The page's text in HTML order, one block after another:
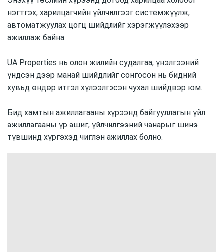
нэгтгэх, харилцагчийн үйлчилгээг системжүүлж,
автоматжуулах цогц шийдлийг хэрэгжүүлэхээр
ажиллаж байна.
UA Properties нь олон жилийн судалгаа, үнэлгээний
үндсэн дээр манай шийдлийг сонгосон нь бидний
хувьд өндөр итгэл хүлээлгэсэн чухал шийдвэр юм.
Бид хамтын ажиллагааны хүрээнд байгууллагын үйл
ажиллагааны үр ашиг, үйлчилгээний чанарыг шинэ
түвшинд хүргэхэд чиглэн ажиллах болно.